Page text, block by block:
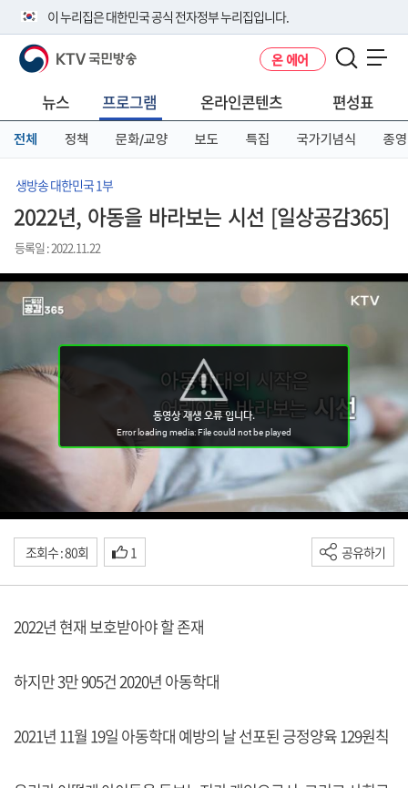
이 누리집은 대한민국 공식 전자정부 누리집입니다.
공식 누리집 주소 확인하기
니다.
이밖에 or.kr 또는 .kr등 다른 도메인 주소를 사용하고 있다면 아래 URL에
서 도메인 주소를 확인해 보세요
KTV 국민방송 온 에어
뉴스 프로그램 온라인콘텐츠 편성표
전체 정책 문화/교양 보도 특집 국가기념식 종영
생방송 대한민국 1부
2022년, 아동을 바라보는 시선 [일상공감365]
등록일 : 2022.11.22
조회수 : 80회 1 공유하기
2022년 현재 보호받아야 할 존재
하지만 3만 905건 2020년 아동학대
2021년 11월 19일 아동학대 예방의 날 선포된 긍정양육 129원칙